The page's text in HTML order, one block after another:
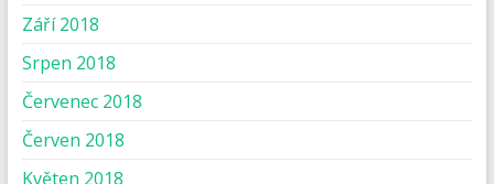
Září 2018
Srpen 2018
Červenec 2018
Červen 2018
Květen 2018